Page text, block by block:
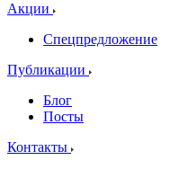
Акции
Спецпредложение
Публикации
Блог
Посты
Контакты